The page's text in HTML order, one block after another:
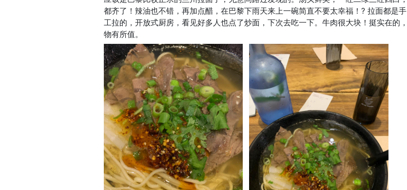
都齐了！辣油也不错，再加点醋，在巴黎下雨天来上一碗简直不要太幸福！? 拉面都是手
工拉的，开放式厨房，看见好多人也点了炒面，下次去吃一下。牛肉很大块！挺实在的，
物有所值。